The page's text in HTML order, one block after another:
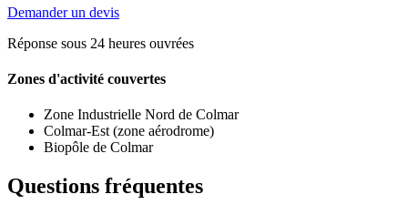
Demander un devis
Réponse sous 24 heures ouvrées
Zones d'activité couvertes
Zone Industrielle Nord de Colmar
Colmar-Est (zone aérodrome)
Biopôle de Colmar
Questions fréquentes